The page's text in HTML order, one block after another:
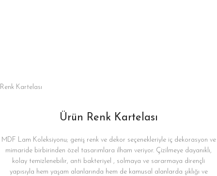
Renk Kartelası
Ürün Renk Kartelası
MDF Lam Koleksiyonu; geniş renk ve dekor seçenekleriyle iç dekorasyon ve
mimaride birbirinden özel tasarımlara ilham veriyor. Çizilmeye dayanıklı,
kolay temizlenebilir, anti bakteriyel , solmaya ve sararmaya dirençli
yapısıyla hem yaşam alanlarında hem de kamusal alanlarda şıklığı ve